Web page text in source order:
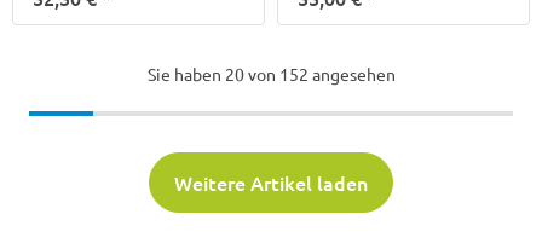
Sie haben 20von 152 angesehen
Weitere Artikel laden